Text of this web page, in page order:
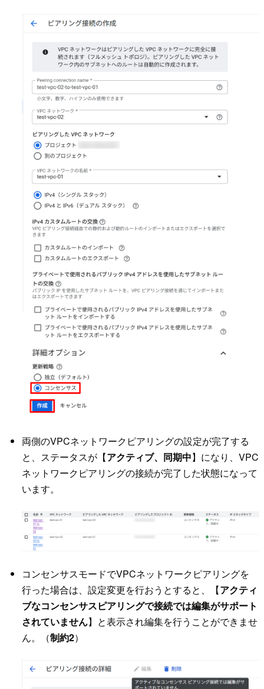
両側のVPCネットワークピアリングの設定が完了する
と、ステータスが【アクティブ、同期中】になり、VPC
ネットワークピアリングの接続が完了した状態になって
います。
コンセンサスモードでVPCネットワークピアリングを
行った場合は、設定変更を行おうとすると、【アクティ
ブなコンセンサスピアリングで接続では編集がサポート
されていません】と表示され編集を行うことができませ
ん。（制約2）